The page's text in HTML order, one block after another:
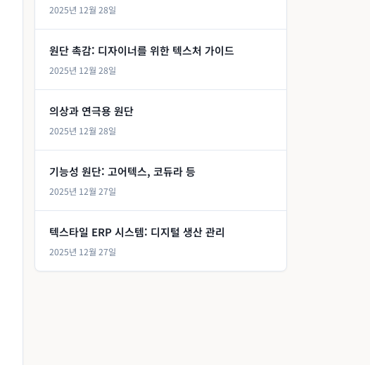
2025년 12월 28일
원단 촉감: 디자이너를 위한 텍스처 가이드
2025년 12월 28일
의상과 연극용 원단
2025년 12월 28일
기능성 원단: 고어텍스, 코듀라 등
2025년 12월 27일
텍스타일 ERP 시스템: 디지털 생산 관리
2025년 12월 27일